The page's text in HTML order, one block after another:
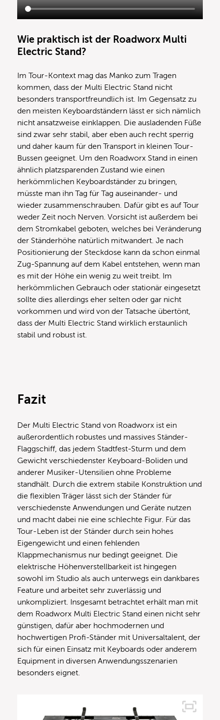
Wie praktisch ist der Roadworx Multi
Electric Stand?
Im Tour-Kontext mag das Manko zum Tragen
kommen, dass der Multi Electric Stand nicht
besonders transportfreundlich ist. Im Gegensatz zu
den meisten Keyboardständern lässt er sich nämlich
nicht ansatzweise einklappen. Die ausladenden Füße
sind zwar sehr stabil, aber eben auch recht sperrig
und daher kaum für den Transport in kleinen Tour-
Bussen geeignet. Um den Roadworx Stand in einen
ähnlich platzsparenden Zustand wie einen
herkömmlichen Keyboardständer zu bringen,
müsste man ihn Tag für Tag auseinander- und
wieder zusammenschrauben. Dafür gibt es auf Tour
weder Zeit noch Nerven. Vorsicht ist außerdem bei
dem Stromkabel geboten, welches bei Veränderung
der Ständerhöhe natürlich mitwandert. Je nach
Positionierung der Steckdose kann da schon einmal
Zug-Spannung auf dem Kabel entstehen, wenn man
es mit der Höhe ein wenig zu weit treibt. Im
herkömmlichen Gebrauch oder stationär eingesetzt
sollte dies allerdings eher selten oder gar nicht
vorkommen und wird von der Tatsache übertönt,
dass der Multi Electric Stand wirklich erstaunlich
stabil und robust ist.
Fazit
Der Multi Electric Stand von Roadworx ist ein
außerordentlich robustes und massives Ständer-
Flaggschiff, das jedem Stadtfest-Sturm und dem
Gewicht verschiedenster Keyboard-Boliden und
anderer Musiker-Utensilien ohne Probleme
standhält. Durch die extrem stabile Konstruktion und
die flexiblen Träger lässt sich der Ständer für
verschiedenste Anwendungen und Geräte nutzen
und macht dabei nie eine schlechte Figur. Für das
Tour-Leben ist der Ständer durch sein hohes
Eigengewicht und einen fehlenden
Klappmechanismus nur bedingt geeignet. Die
elektrische Höhenverstellbarkeit ist hingegen
sowohl im Studio als auch unterwegs ein dankbares
Feature und arbeitet sehr zuverlässig und
unkompliziert. Insgesamt betrachtet erhält man mit
dem Roadworx Multi Electric Stand einen nicht sehr
günstigen, dafür aber hochmodernen und
hochwertigen Profi-Ständer mit Universaltalent, der
sich für einen Einsatz mit Keyboards oder anderem
Equipment in diversen Anwendungsszenarien
besonders eignet.